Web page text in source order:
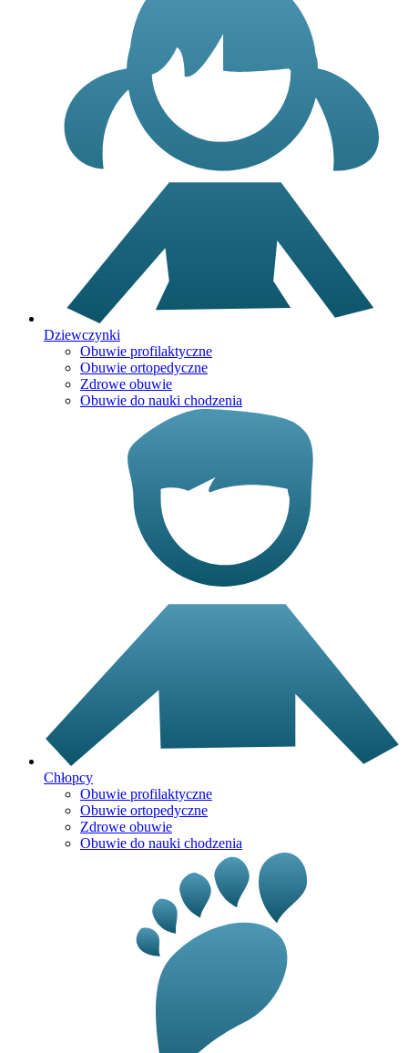
Dziewczynki
Obuwie profilaktyczne
Obuwie ortopedyczne
Zdrowe obuwie
Obuwie do nauki chodzenia
Chłopcy
Obuwie profilaktyczne
Obuwie ortopedyczne
Zdrowe obuwie
Obuwie do nauki chodzenia